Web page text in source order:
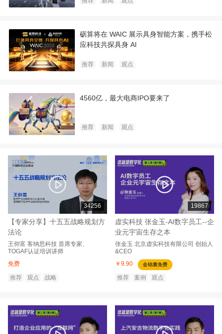
砺算将在 WAIC 展示具身智能方案，携手松
应科技共探具身 AI
推荐 新闻 观点
4560亿，最大电商IPO要来了
推荐 新闻 观点
34256
【专家分享】十五五战略规划方
法论
王仰富 客纳思科技 首席专家、
TOGAF认证培训讲师
免费
推荐
观点 战略
19867
虚实科技 张金玉-AI数字员工--企
业元宇宙生存之本
张金玉 北京虚实科技有限公司 创始人
&CEO
￥9.90
金锦囊免费
推荐 案例 观点